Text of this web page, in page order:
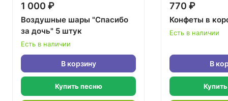
1 000 ₽
Воздушные шары "Спасибо
за дочь" 5 штук
Есть в наличии
В корзину
Купить песню
770 ₽
Конфеты в
Есть в наличии
В